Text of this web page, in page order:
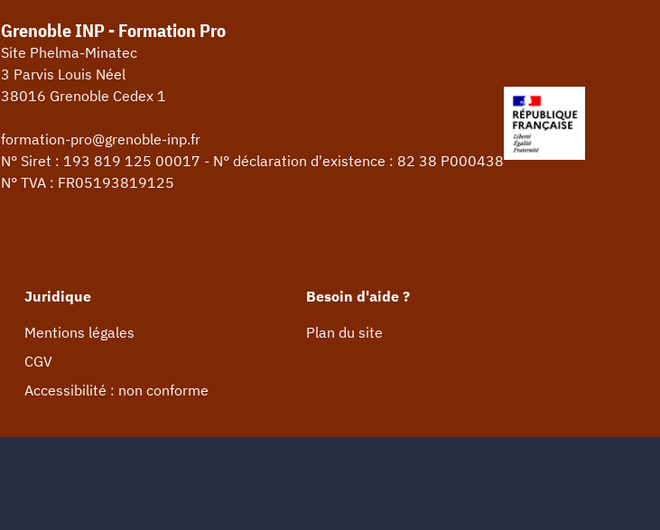
Grenoble INP - Formation Pro
Site Phelma-Minatec
3 Parvis Louis Néel
38016 Grenoble Cedex 1
formation-pro@grenoble-inp.fr
N° Siret : 193 819 125 00017 - N° déclaration d'existence : 82 38 P000438
N° TVA : FR05193819125
Juridique
Mentions légales
CGV
Accessibilité : non conforme
Besoin d'aide ?
Plan du site